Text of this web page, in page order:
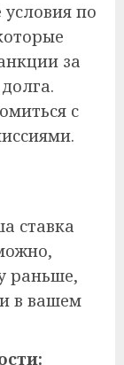
по
за
с
ставка
раньше,
в вашем